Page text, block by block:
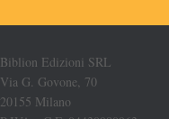
Biblion Edizioni SRL
Via G. Govone, 70
20155 Milano